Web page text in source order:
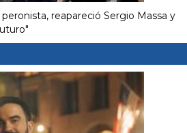
reapareció Sergio Massa y